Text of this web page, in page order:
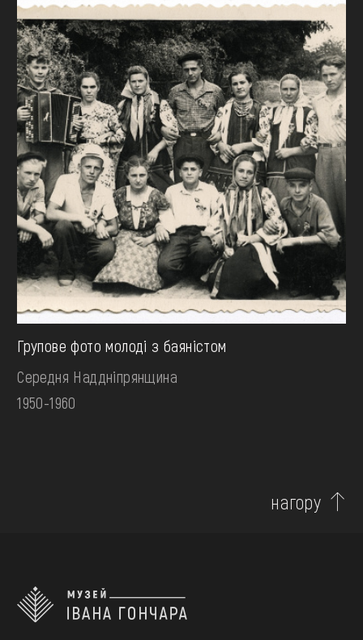
Групове фото молоді з баяністом
Середня Наддніпрянщина
1950-1960
нагору